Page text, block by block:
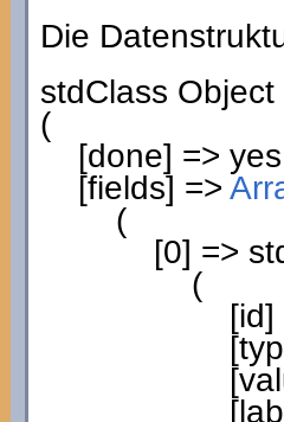
Die
stdClass Object
(
[done] => yes
[fields] =>
(
[0] =>
(
[id]
[
[
[